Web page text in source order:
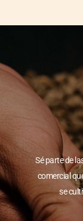
Sé parte de
comercial
se